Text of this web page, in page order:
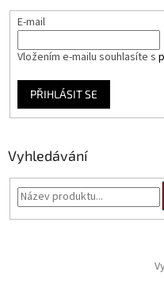
E-mail
Vložením e-mailu souhlasíte s
PŘIHLÁSIT SE
Vyhledávání